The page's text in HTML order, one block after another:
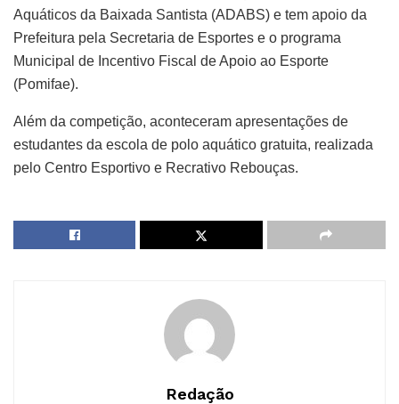
Aquáticos da Baixada Santista (ADABS) e tem apoio da
Prefeitura pela Secretaria de Esportes e o programa
Municipal de Incentivo Fiscal de Apoio ao Esporte
(Pomifae).
Além da competição, aconteceram apresentações de
estudantes da escola de polo aquático gratuita, realizada
pelo Centro Esportivo e Recrativo Rebouças.
Redação